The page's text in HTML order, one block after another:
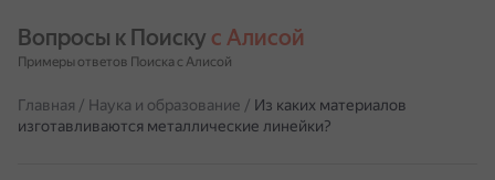
Вопросы к Поиску с Алисой
Примеры ответов Поиска с Алисой
Главная / Наука и образование / Из каких материалов
изготавливаются металлические линейки?